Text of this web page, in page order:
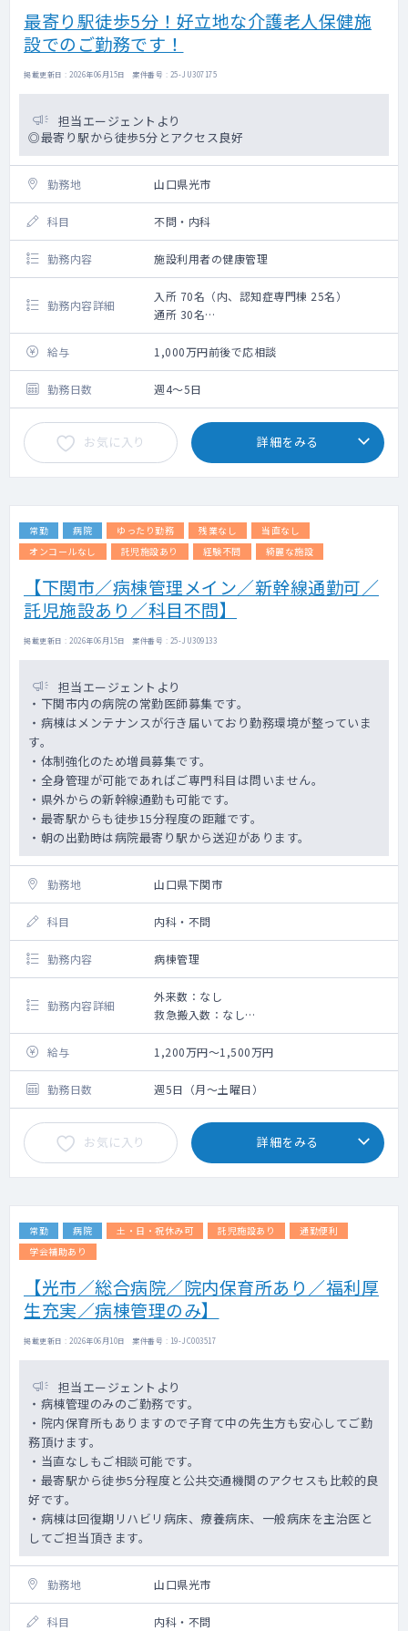
最寄り駅徒歩5分！好立地な介護老人保健施
設でのご勤務です！
掲載更新日 : 2026年06月15日 案件番号 : 25-JU307175
担当エージェントより
◎最寄り駅から徒歩5分とアクセス良好
勤務地 山口県光市
科目 不問・内科
勤務内容 施設利用者の健康管理
勤務内容詳細
入所 70名（内、認知症専門棟 25名）
通所 30名
【業務内容】
入所者の定期処方
体調不良の入所者の診察
主治医診断書
給与 1,000万円前後で応相談
勤務日数 週4～5日
お気に入り 詳細をみる
常勤 病院 ゆったり勤務 残業なし
当直なし
オンコールなし
託児施設あり 経験不問 綺麗な施設
【下関市／病棟管理メイン／新幹線通勤可／
託児施設あり／科目不問】
掲載更新日 : 2026年06月15日 案件番号 : 25-JU309133
担当エージェントより
・下関市内の病院の常勤医師募集です。
・病棟はメンテナンスが行き届いており勤務環境が整っていま
す。
・体制強化のため増員募集です。
・全身管理が可能であればご専門科目は問いません。
・県外からの新幹線通勤も可能です。
・最寄駅からも徒歩15分程度の距離です。
・朝の出勤時は病院最寄り駅から送迎があります。
勤務地 山口県下関市
科目 内科・不問
勤務内容 病棟管理
勤務内容詳細
外来数：なし
救急搬入数：なし
手術数：なし
給与
1,200万円～1,500万円
勤務日数 週5日（月～土曜日）
お気に入り 詳細をみる
常勤 病院 土・日・祝休み可 託児施設あり
通勤便利
学会補助あり
【光市／総合病院／院内保育所あり／福利厚
生充実／病棟管理のみ】
掲載更新日 : 2026年06月10日 案件番号 : 19-JC003517
担当エージェントより
・病棟管理のみのご勤務です。
・院内保育所もありますので子育て中の先生方も安心してご勤
務頂けます。
・当直なしもご相談可能です。
・最寄駅から徒歩5分程度と公共交通機関のアクセスも比較的良
好です。
・病棟は回復期リハビリ病床、療養病床、一般病床を主治医と
してご担当頂きます。
勤務地 山口県光市
科目 内科・不問